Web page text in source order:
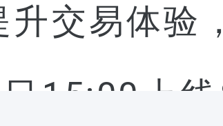
升交易体验
15:00上线